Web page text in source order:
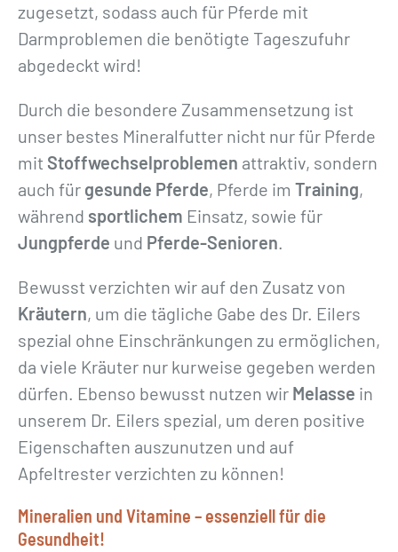
zugesetzt, sodass auch für Pferde mit
Darmproblemen die benötigte Tageszufuhr
abgedeckt wird!
Durch die besondere Zusammensetzung ist
unser bestes Mineralfutter nicht nur für Pferde
mit Stoffwechselproblemen attraktiv, sondern
auch für gesunde Pferde, Pferde im Training,
während sportlichem Einsatz, sowie für
Jungpferde und Pferde-Senioren.
Bewusst verzichten wir auf den Zusatz von
Kräutern, um die tägliche Gabe des Dr. Eilers
spezial ohne Einschränkungen zu ermöglichen,
da viele Kräuter nur kurweise gegeben werden
dürfen. Ebenso bewusst nutzen wir Melasse in
unserem Dr. Eilers spezial, um deren positive
Eigenschaften auszunutzen und auf
Apfeltrester verzichten zu können!
Mineralien und Vitamine – essenziell für die
Gesundheit!